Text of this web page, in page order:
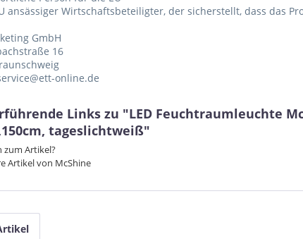
ansässiger Wirtschaftsbeteiligter, der sicherstellt, dass das
GmbH
16
online.de
Links zu "LED Feuchtraumleuchte
tageslichtweiß"
zum Artikel?
Artikel von McShine